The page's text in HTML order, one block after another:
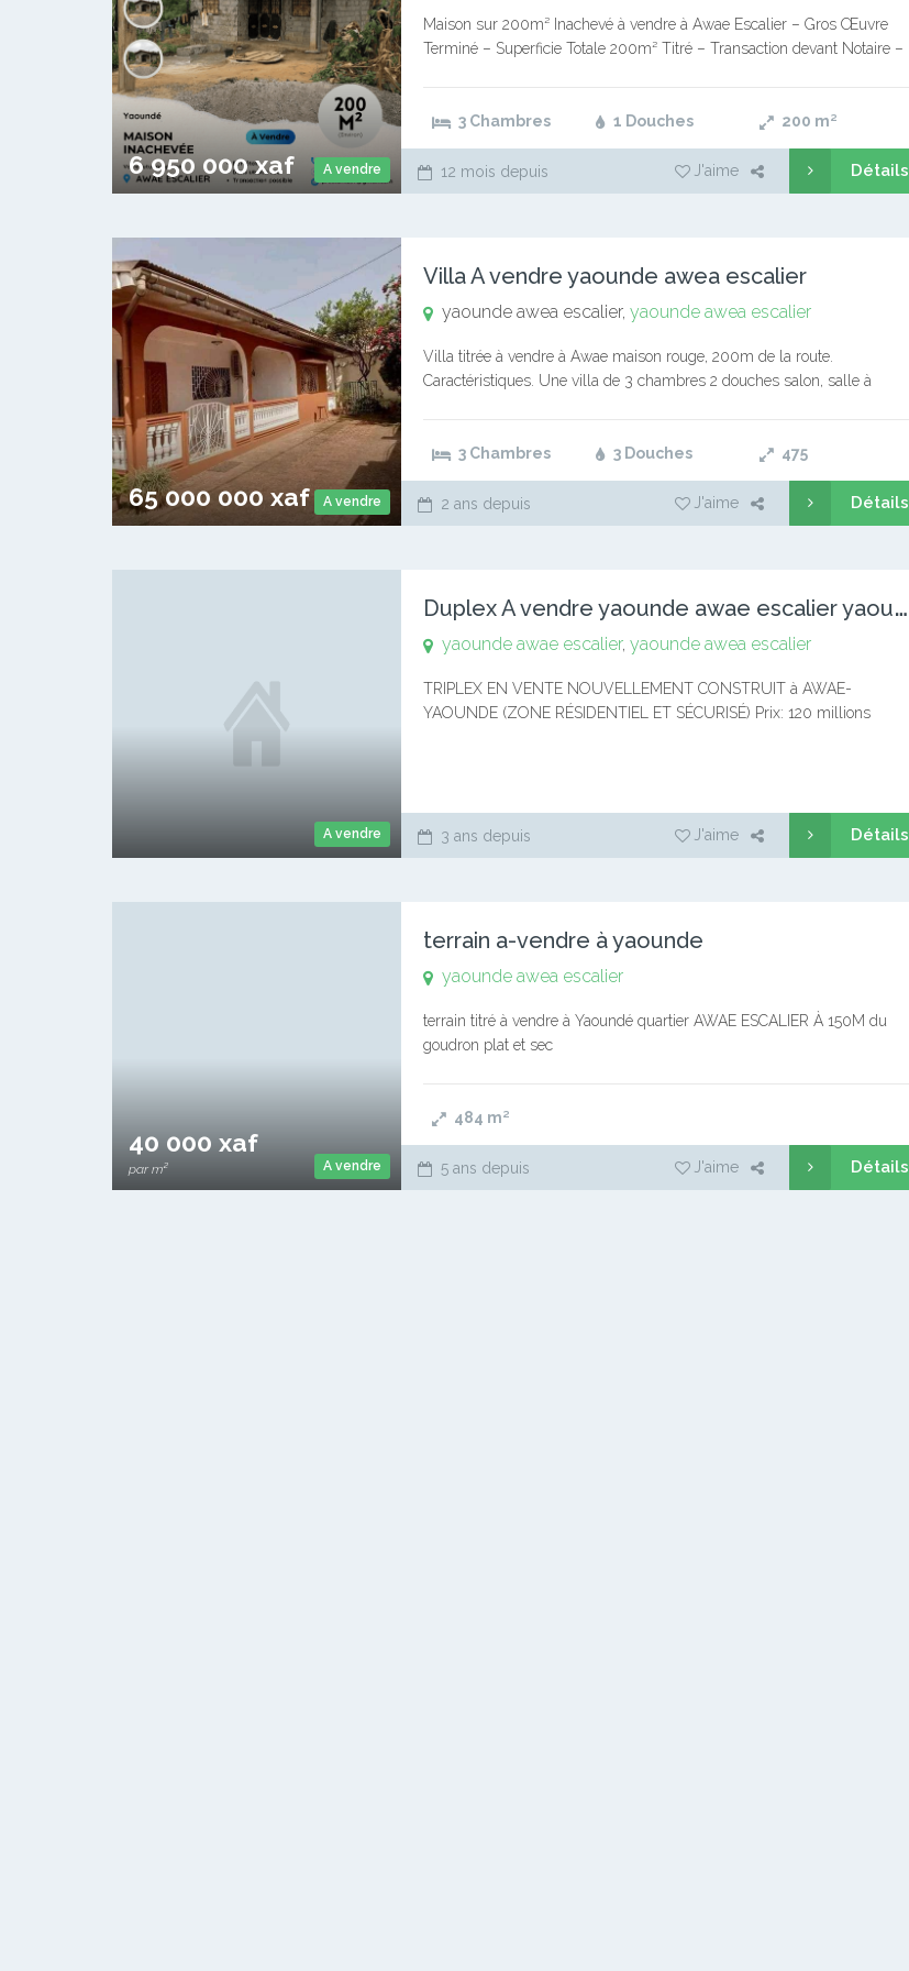
A vendre
6 950 000 xaf
Maison sur 200m² Inachevé à vendre à Awae Escalier – Gros Œuvre
Terminé – Superficie Totale 200m² Titré – Transaction devant Notaire –
3 Chambres 1 Douches 200 m²
12 mois depuis J'aime Détails
A vendre
65 000 000 xaf
Villa A vendre yaounde awea escalier
yaounde awea escalier, yaounde awea escalier
Villa titrée à vendre à Awae maison rouge, 200m de la route.
Caractéristiques. Une villa de 3 chambres 2 douches salon, salle à
3 Chambres 3 Douches 475
2 ans depuis J'aime Détails
A vendre
D
uplex A vendre yaounde awae escalier yaounde awea escalier
yaounde awae escalier, yaounde awea escalier
TRIPLEX EN VENTE NOUVELLEMENT CONSTRUIT à AWAE-
YAOUNDE (ZONE RÉSIDENTIEL ET SÉCURISÉ) Prix: 120 millions
3 ans depuis J'aime Détails
A vendre
40 000 xaf
par m²
terrain a-vendre à yaounde
yaounde awea escalier
terrain titré à vendre à Yaoundé quartier AWAE ESCALIER À 150M du
goudron plat et sec
484 m²
5 ans depuis J'aime Détails